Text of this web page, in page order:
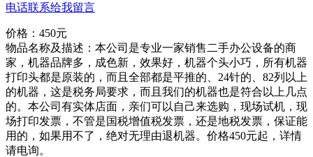
电话联系给我留言
价格：450元
物品名称及描述：本公司是专业一家销售二手办公设备的商
家，机器品牌多，成色新，效果好，机器个头小巧，所有机器
打印头都是原装的，而且全部都是平推的、24针的、82列以上
的机器，这是税务局要求，而且我们的机器也是符合以上几点
的。本公司有实体店面，亲们可以自己来选购，现场试机，现
场打印发票，不管是国税增值税发票，还是地税发票，保证能
用的，如果用不了，绝对无理由退机器。价格450元起，详情
请电询。